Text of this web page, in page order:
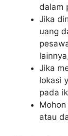
dalam
Jika
uang
Jika
lokasi
pada
atau